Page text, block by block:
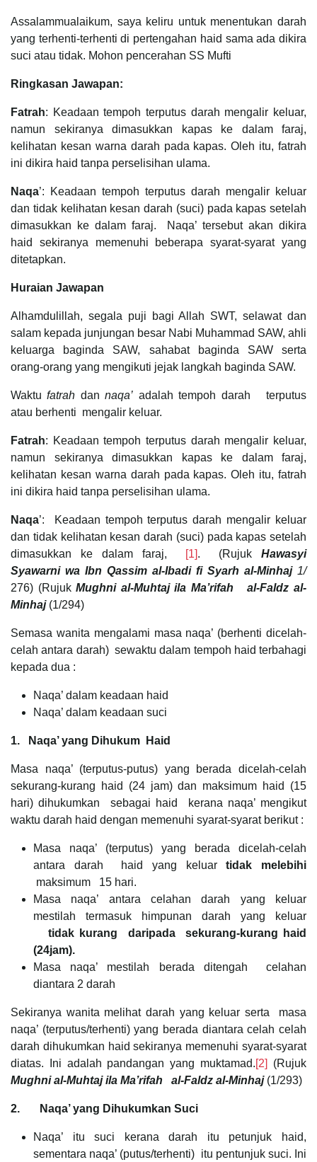
Assalammualaikum, saya keliru untuk menentukan darah
yang terhenti-terhenti di pertengahan haid sama ada dikira
suci atau tidak. Mohon pencerahan SS Mufti
Ringkasan Jawapan:
Fatrah: Keadaan tempoh terputus darah mengalir keluar,
namun sekiranya dimasukkan kapas ke dalam faraj,
kelihatan kesan warna darah pada kapas. Oleh itu, fatrah
ini dikira haid tanpa perselisihan ulama.
Naqa’: Keadaan tempoh terputus darah mengalir keluar
dan tidak kelihatan kesan darah (suci) pada kapas setelah
dimasukkan ke dalam faraj. Naqa’ tersebut akan dikira
haid sekiranya memenuhi beberapa syarat-syarat yang
ditetapkan.
Huraian Jawapan
Alhamdulillah, segala puji bagi Allah SWT, selawat dan
salam kepada junjungan besar Nabi Muhammad SAW, ahli
keluarga baginda SAW, sahabat baginda SAW serta
orang-orang yang mengikuti jejak langkah baginda SAW.
Waktufatrah dannaqa’ adalah tempoh darah terputus
atau berhenti mengalir keluar.
Fatrah: Keadaan tempoh terputus darah mengalir keluar,
namun sekiranya dimasukkan kapas ke dalam faraj,
kelihatan kesan warna darah pada kapas. Oleh itu, fatrah
ini dikira haid tanpa perselisihan ulama.
Naqa’: Keadaan tempoh terputus darah mengalir keluar
dan tidak kelihatan kesan darah (suci) pada kapas setelah
dimasukkan ke dalam faraj,
[1]. (Rujuk Hawasyi
Syawarni wa Ibn Qassim al-Ibadi fi Syarh al-Minhaj 1/
276) (RujukMughni al-Muhtaj ila Ma’rifah
al-Faldz al-
Minhaj (1/294)
Semasa wanita mengalami masa naqa’ (berhenti dicelah-
celah antara darah) sewaktu dalam tempoh haid terbahagi
kepada dua :
Naqa’ dalam keadaan haid
Naqa’ dalam keadaan suci
1. Naqa’ yang Dihukum Haid
Masa naqa’ (terputus-putus) yang berada dicelah-celah
sekurang-kurang haid (24 jam) dan maksimum haid (15
hari) dihukumkan sebagai haid kerana naqa’ mengikut
waktu darah haid dengan memenuhi syarat-syarat berikut :
Masa naqa’ (terputus) yang berada dicelah-celah
antara darah haid yang keluartidak melebihi
maksimum 15 hari.
Masa naqa’ antara celahan darah yang keluar
mestilah termasuk himpunan darah yang keluar
tidak kurang daripada sekurang-kurang haid
(24jam).
Masa naqa’ mestilah berada ditengah celahan
diantara 2 darah
Sekiranya wanita melihat darah yang keluar serta masa
naqa’ (terputus/terhenti) yang berada diantara celah celah
darah dihukumkan haid sekiranya memenuhi syarat-syarat
diatas. Ini adalah pandangan yang muktamad.[2]
(Rujuk
Mughni al-Muhtaj ila Ma’rifah
al-Faldz al-Minhaj (1/293)
2. Naqa’ yang Dihukumkan Suci
Naqa’ itu suci kerana darah itu petunjuk haid,
sementara naqa’ (putus/terhenti) itu pentunjuk suci. Ini